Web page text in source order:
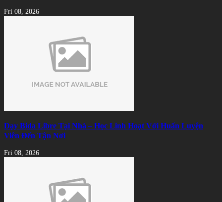
Fri 08, 2026
Dạy Bida Libre Tại Nhà – Học Linh Hoạt Với Huấn Luyện
Viên Đến Tận Nơi
Fri 08, 2026